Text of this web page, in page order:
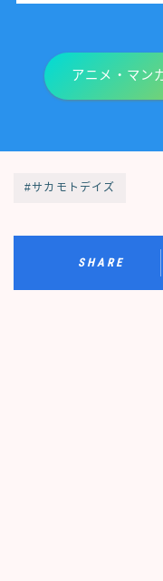
アニメ・マン
#サカモトデイズ
SHARE